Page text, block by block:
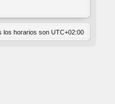
los horarios son UTC+02:00